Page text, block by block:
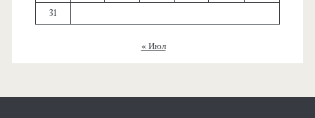
31
« Июл